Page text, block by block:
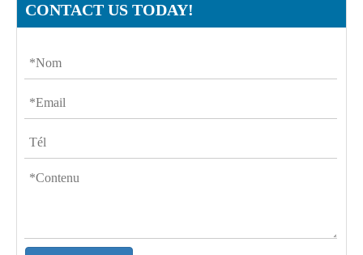
CONTACT US TODAY!